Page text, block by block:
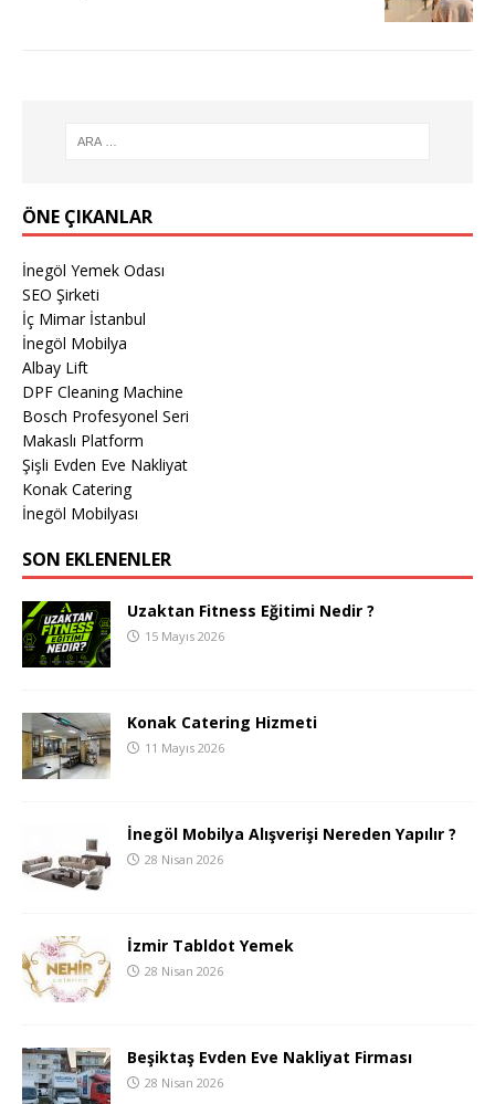
ÖNE ÇIKANLAR
İnegöl Yemek Odası
SEO Şirketi
İç Mimar İstanbul
İnegöl Mobilya
Albay Lift
DPF Cleaning Machine
Bosch Profesyonel Seri
Makaslı Platform
Şişli Evden Eve Nakliyat
Konak Catering
İnegöl Mobilyası
SON EKLENENLER
Uzaktan Fitness Eğitimi Nedir ?
15 Mayıs 2026
Konak Catering Hizmeti
11 Mayıs 2026
İnegöl Mobilya Alışverişi Nereden Yapılır ?
28 Nisan 2026
İzmir Tabldot Yemek
28 Nisan 2026
Beşiktaş Evden Eve Nakliyat Firması
28 Nisan 2026